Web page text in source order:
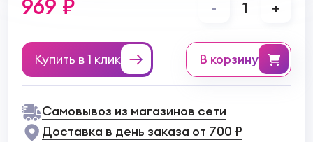
969 ₽ - 1 +
Купить в 1 клик в корзину
Самовывоз из магазинов сети
Доставка в день заказа от 700 ₽